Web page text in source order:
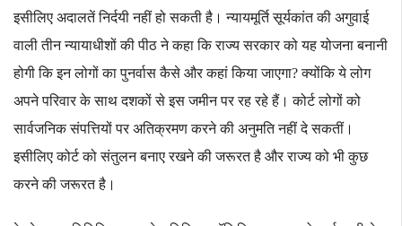
इसीलिए अदालतें निर्दयी नहीं हो सकती है। न्यायमूर्ति सूर्यकांत की अगुवाई
वाली तीन न्यायाधीशों की पीठ ने कहा कि राज्य सरकार को यह योजना बनानी
होगी कि इन लोगों का पुनर्वास कैसे और कहां किया जाएगा? क्योंकि ये लोग
अपने परिवार के साथ दशकों से इस जमीन पर रह रहे हैं। कोर्ट लोगों को
सार्वजनिक संपत्तियों पर अतिक्रमण करने की अनुमति नहीं दे सकतीं।
इसीलिए कोर्ट को संतुलन बनाए रखने की जरूरत है और राज्य को भी कुछ
करने की जरूरत है।